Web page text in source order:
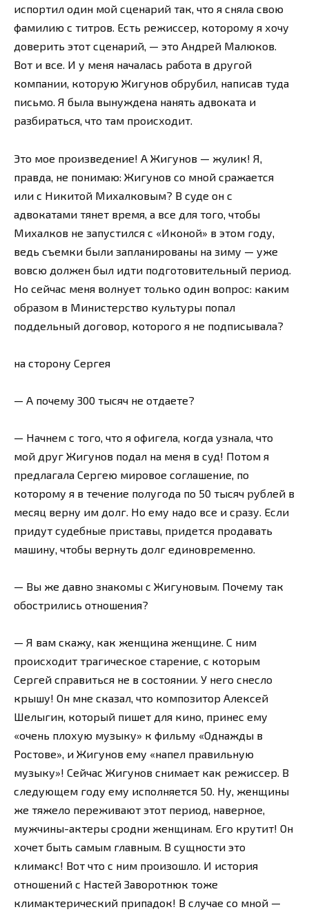
испортил один мой сценарий так, что я сняла свою
фамилию с титров. Есть режиссер, которому я хочу
доверить этот сценарий, — это Андрей Малюков.
Вот и все. И у меня началась работа в другой
компании, которую Жигунов обрубил, написав туда
письмо. Я была вынуждена нанять адвоката и
разбираться, что там происходит.
Это мое произведение! А Жигунов — жулик! Я,
правда, не понимаю: Жигунов со мной сражается
или с Никитой Михалковым? В суде он с
адвокатами тянет время, а все для того, чтобы
Михалков не запустился с «Иконой» в этом году,
ведь съемки были запланированы на зиму — уже
вовсю должен был идти подготовительный период.
Но сейчас меня волнует только один вопрос: каким
образом в Министерство культуры попал
поддельный договор, которого я не подписывала?
на сторону Сергея
— А почему 300 тысяч не отдаете?
— Начнем с того, что я офигела, когда узнала, что
мой друг Жигунов подал на меня в суд! Потом я
предлагала Сергею мировое соглашение, по
которому я в течение полугода по 50 тысяч рублей в
месяц верну им долг. Но ему надо все и сразу. Если
придут судебные приставы, придется продавать
машину, чтобы вернуть долг единовременно.
— Вы же давно знакомы с Жигуновым. Почему так
обострились отношения?
— Я вам скажу, как женщина женщине. С ним
происходит трагическое старение, с которым
Сергей справиться не в состоянии. У него снесло
крышу! Он мне сказал, что композитор Алексей
Шелыгин, который пишет для кино, принес ему
«очень плохую музыку» к фильму «Однажды в
Ростове», и Жигунов ему «напел правильную
музыку»! Сейчас Жигунов снимает как режиссер. В
следующем году ему исполняется 50. Ну, женщины
же тяжело переживают этот период, наверное,
мужчины-актеры сродни женщинам. Его крутит! Он
хочет быть самым главным. В сущности это
климакс! Вот что с ним произошло. И история
отношений с Настей Заворотнюк тоже
климактерический припадок! В случае со мной —